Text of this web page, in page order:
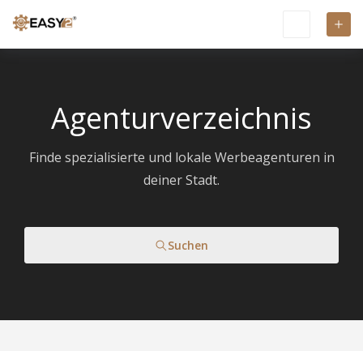
Agenturverzeichnis
Finde spezialisierte und lokale Werbeagenturen in
deiner Stadt.
Suchen